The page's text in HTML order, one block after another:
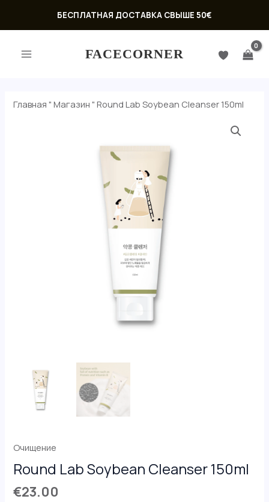
БЕСПЛАТНАЯ ДОСТАВКА СВЫШЕ 50€
МЕНЮ
FACECORNER
Главная "Магазин "Round Lab Soybean Cleanser 150ml
Очищение
Round Lab Soybean Cleanser 150ml
€23.00